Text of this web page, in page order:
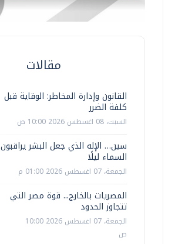
مقالات
القانون وإدارة المخاطر: الوقاية قبل
كلفة الضرر
السبت، 08 اغسطس 2026 10:00 ص
سين… الإله الذي جعل البشر يراقبون
السماء ليلًا
الجمعة، 07 اغسطس 2026 01:00 م
المصريات بالخارج... قوة مصر التي
تتجاوز الحدود
الجمعة، 07 اغسطس 2026 10:00
ص